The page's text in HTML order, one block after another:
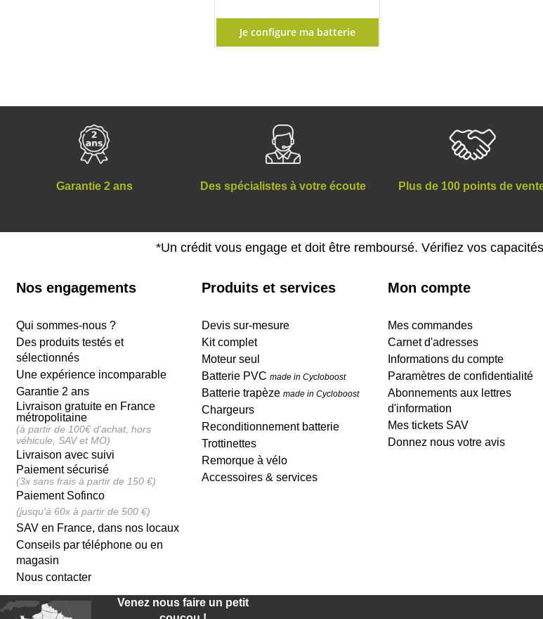
Je configure ma batterie
Garantie 2 ans Des spécialistes à votre écoute Plus de 100 points de
*Un crédit vous engage et doit être remboursé. Vérifiez vos
Nos engagements
Qui sommes-nous ?
Des produits testés et
sélectionnés
Une expérience incomparable
Garantie 2 ans
Livraison gratuite en France
métropolitaine
(à partir de 100€ d'achat, hors
véhicule, SAV et MO)
Livraison avec suivi
Paiement sécurisé
(3x sans frais à partir de 150 €)
Paiement Sofinco
(jusqu'à 60x à partir de 500 €)
SAV en France, dans nos locaux
Conseils par téléphone ou en
magasin
Nous contacter
Produits et services
Devis sur-mesure
Kit complet
Moteur seul
Batterie PVCmade in Cycloboost
Batterie trapèzemade in Cycloboost
Chargeurs
Reconditionnement batterie
Trottinettes
Remorque à vélo
Accessoires & services
Mon compte
Mes commandes
Carnet d'adresses
Informations du compte
Paramètres de confidentialité
Abonnements aux lettres
d'information
Mes tickets SAV
Donnez nous votre avis
Venez nous faire un petit